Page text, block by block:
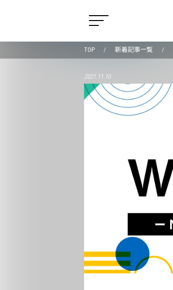
TOP 新着記事一覧
2021.11.10